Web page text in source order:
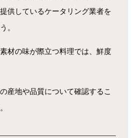
供しているケータリング業者を
。
材の味が際立つ料理では、鮮度
産地や品質について確認するこ